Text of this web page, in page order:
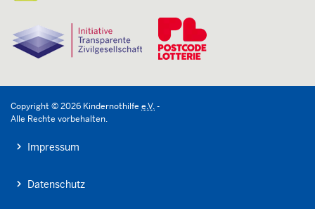
Copyright ©2026 Kindernothilfe e.V.-
Alle Rechte vorbehalten.
Impressum
Datenschutz